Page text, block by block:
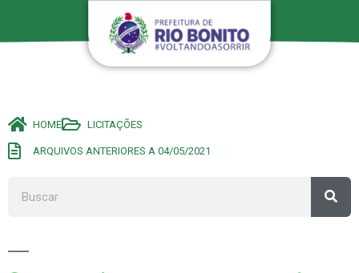
HOME LICITAÇÕES
ARQUIVOS ANTERIORES A 04/05/2021